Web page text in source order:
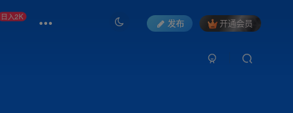
日入2K
发布 开通会员